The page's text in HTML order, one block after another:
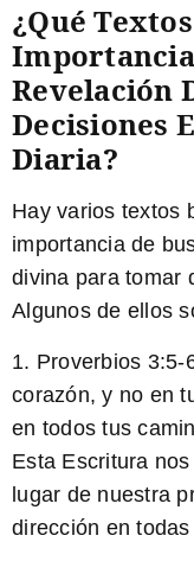
¿Qué
Revelación
Decisiones
Diaria?
Hay varios textos
importancia de
divina para tomar
Algunos de ellos
1. Proverbios
corazón, y no en
en todos tus
Esta Escritura
lugar de nuestra
dirección en